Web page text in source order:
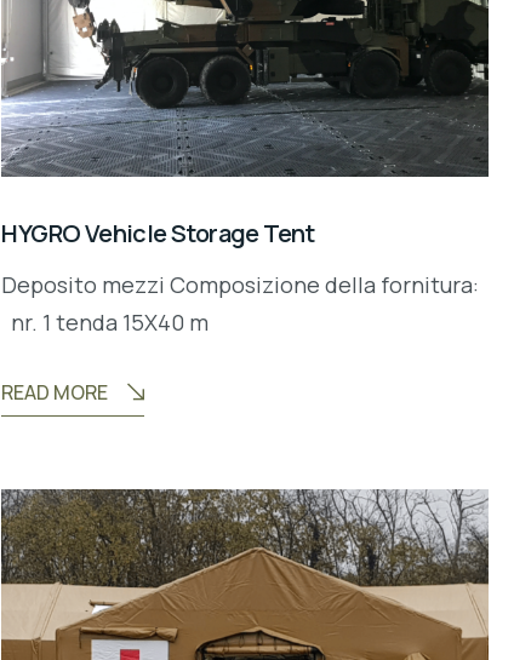
HYGRO Vehicle Storage Tent
Deposito mezzi Composizione della fornitura:
nr. 1 tenda 15X40 m
READ MORE